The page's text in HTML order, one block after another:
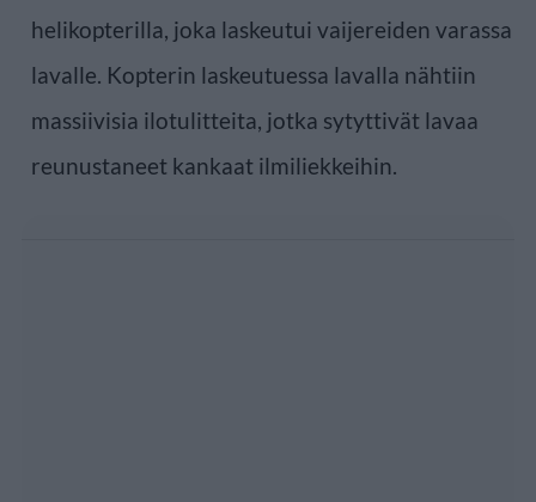
helikopterilla, joka laskeutui vaijereiden varassa
lavalle. Kopterin laskeutuessa lavalla nähtiin
massiivisia ilotulitteita, jotka sytyttivät lavaa
reunustaneet kankaat ilmiliekkeihin.